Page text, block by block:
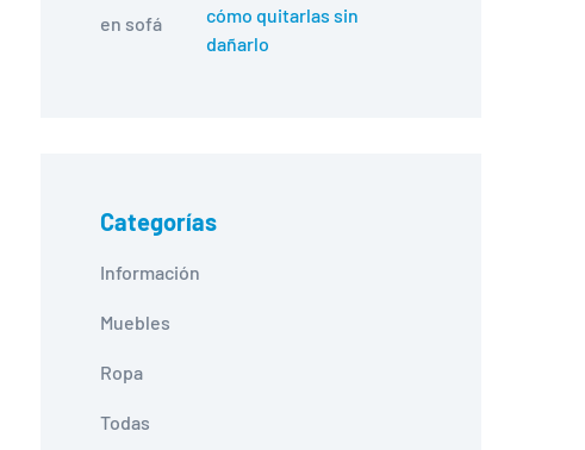
cómo quitarlas sin
dañarlo
Categorías
Información
Muebles
Ropa
Todas